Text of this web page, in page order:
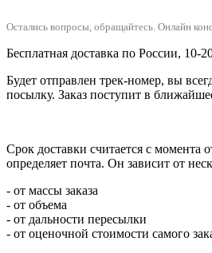
Остались вопросы, обращайтесь. Онлайн
Бесплатная доставка по России, 10-
Будет отправлен трек-номер, вы
посылку. Заказ поступит в
Срок доставки считается с момента
определяет почта. Он зависит от
- от массы заказа
- от объема
- от дальности пересылки
- от оценочной стоимости самого